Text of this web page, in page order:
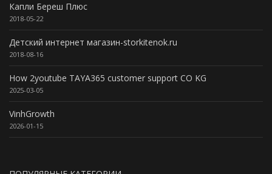
Капли Береш Плюс
2018-05-22
Детский интернет магазин-storkitenok.ru
2018-08-16
How 2youtube TAYA365 customer support CO KG
2025-03-05
VinhGrowth
2026-01-15